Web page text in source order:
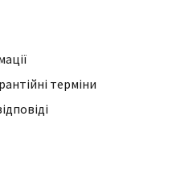
терміни